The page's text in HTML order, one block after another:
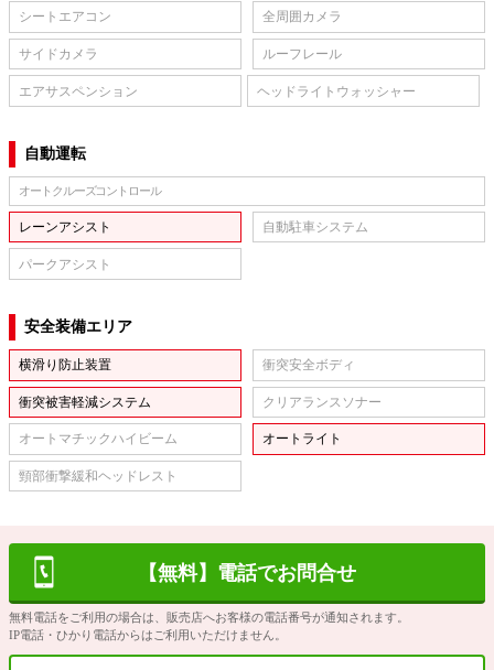
シートエアコン 全周囲カメラ
サイドカメラ ルーフレール
エアサスペンション ヘッドライトウォッシャー
自動運転
オートクルーズコントロール
レーンアシスト 自動駐車システム
パークアシスト
安全装備エリア
横滑り防止装置 衝突安全ボディ
衝突被害軽減システム クリアランスソナー
オートマチックハイビーム オートライト
頸部衝撃緩和ヘッドレスト
【無料】電話でお問合せ
無料電話をご利用の場合は、販売店へお客様の電話番号が通知されます。
IP電話・ひかり電話からはご利用いただけません。